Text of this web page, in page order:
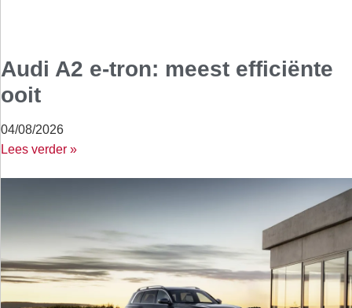
Audi A2 e-tron: meest efficiënte
ooit
04/08/2026
Lees verder »